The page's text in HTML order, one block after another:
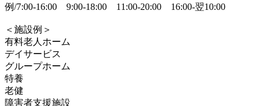
例/7:00-16:00 9:00-18:00 11:00-20:00 16:00-翌10:00
＜施設例＞
有料老人ホーム
デイサービス
グループホーム
特養
老健
障害者支援施設